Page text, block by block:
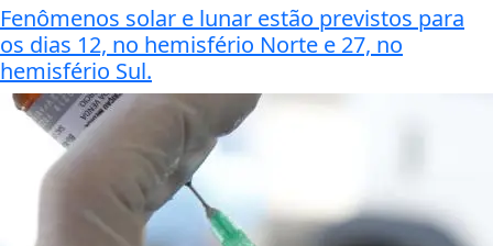
Fenômenos solar e lunar estão previstos para
os dias 12, no hemisfério Norte e 27, no
hemisfério Sul.